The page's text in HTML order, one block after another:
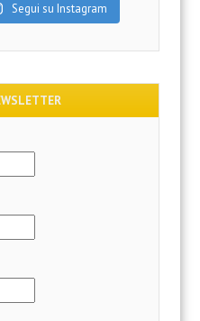
Segui su Instagram